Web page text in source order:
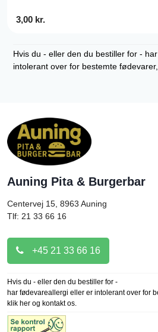
3,00 kr.
Hvis du - eller den du bestiller for -
intolerant over for bestemte
Auning Pita & Burgerbar
Centervej 15, 8963 Auning
Tlf: 21 33 66 16
+45 21 33 66 16
Hvis du - eller den du bestiller for -
har fødevareallergi eller er intolerant over for
klik her og kontakt os.